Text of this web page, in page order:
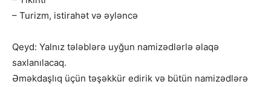
– Turizm, istirahət və əyləncə
Qeyd: Yalnız tələblərə uyğun namizədlərlə əlaqə
saxlanılacaq.
Əməkdaşlıq üçün təşəkkür edirik və bütün namizədlərə